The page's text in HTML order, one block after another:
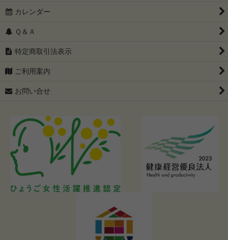
カレンダー
Ｑ＆Ａ
特定商取引法表示
ご利用案内
お問い合せ